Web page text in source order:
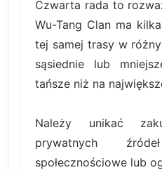
Czwarta rada to
Wu-Tang Clan ma
tej samej trasy w
sąsiednie lub
tańsze niż na
Należy unikać
prywatnych
społecznościowe lub